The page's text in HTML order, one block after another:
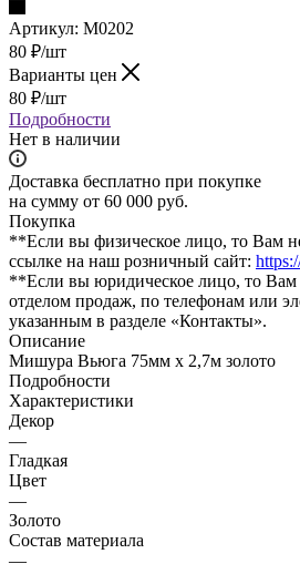
Артикул: М0202
80 ₽/шт
Варианты цен
80 ₽/шт
Подробности
Нет в наличии
Доставка бесплатно при покупке
на сумму от 60 000 руб.
Покупка
**Если вы физическое лицо, то Вам
ссылке на наш розничный сайт:
**Если вы юридическое лицо, то Вам
отделом продаж, по телефонам или
указанным в разделе «Контакты».
Описание
Мишура Вьюга 75мм х 2,7м золото
Подробности
Характеристики
Декор
—
Гладкая
Цвет
—
Золото
Состав материала
—